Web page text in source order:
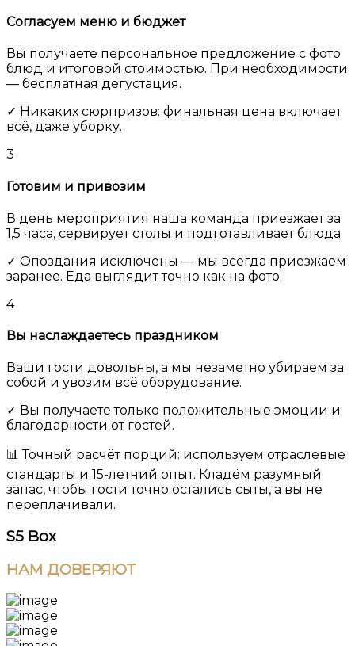
Согласуем меню и бюджет
Вы получаете персональное предложение с фото
блюд и итоговой стоимостью. При необходимости
— бесплатная дегустация.
✓ Никаких сюрпризов: финальная цена включает
всё, даже уборку.
3
Готовим и привозим
В день мероприятия наша команда приезжает за
1,5 часа, сервирует столы и подготавливает блюда.
✓ Опоздания исключены — мы всегда приезжаем
заранее. Еда выглядит точно как на фото.
4
Вы наслаждаетесь праздником
Ваши гости довольны, а мы незаметно убираем за
собой и увозим всё оборудование.
✓ Вы получаете только положительные эмоции и
благодарности от гостей.
📊 Точный расчёт порций: используем отраслевые
стандарты и 15-летний опыт. Кладём разумный
запас, чтобы гости точно остались сыты, а вы не
переплачивали.
S5 Box
НАМ ДОВЕРЯЮТ